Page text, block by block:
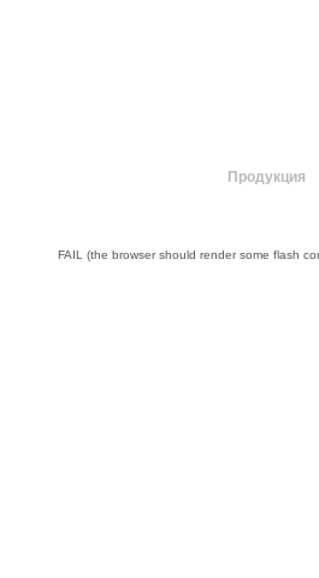
Продукция
FAIL (the browser should render some flash